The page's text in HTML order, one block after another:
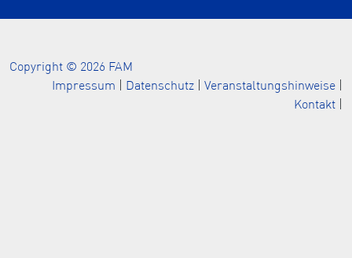
Copyright © 2026 FAM
Impressum
Datenschutz Veranstaltungshinweise
Kontakt